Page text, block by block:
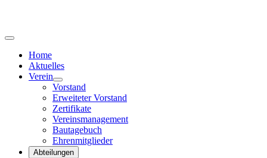
Home
Aktuelles
Verein
Vorstand
Erweiteter Vorstand
Zertifikate
Vereinsmanagement
Bautagebuch
Ehrenmitglieder
Abteilungen